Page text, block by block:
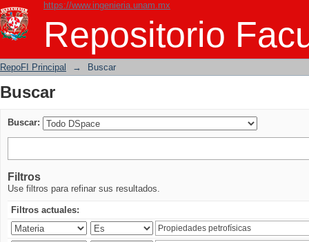
https://www.ingenieria.unam.mx
Repositorio
Buscar
RepoFI Principal → Buscar
Buscar
Buscar:
Filtros
Use filtros para refinar sus resultados.
Filtros actuales: